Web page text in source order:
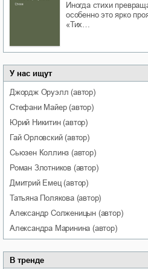
Иногда стихи
особенно это ярко
«Тих…
У нас ищут
Джордж Оруэлл (автор)
Стефани Майер(автор)
Юрий Никитин(автор)
Гай Орловский(автор)
Сьюзен Коллинз (автор)
Роман Злотников (автор)
Дмитрий Емец(автор)
Татьяна Полякова(автор)
Александр Солженицын (автор)
Александра Маринина (автор)
В тренде